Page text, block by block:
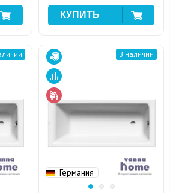
Германия
В наличии